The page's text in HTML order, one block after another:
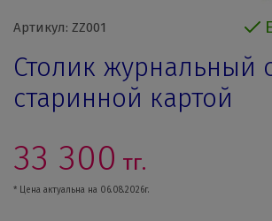
Артикул: ZZ001
Столик журнальный
старинной картой
33 300 тг.
* Цена актуальна на 06.08.2026г.